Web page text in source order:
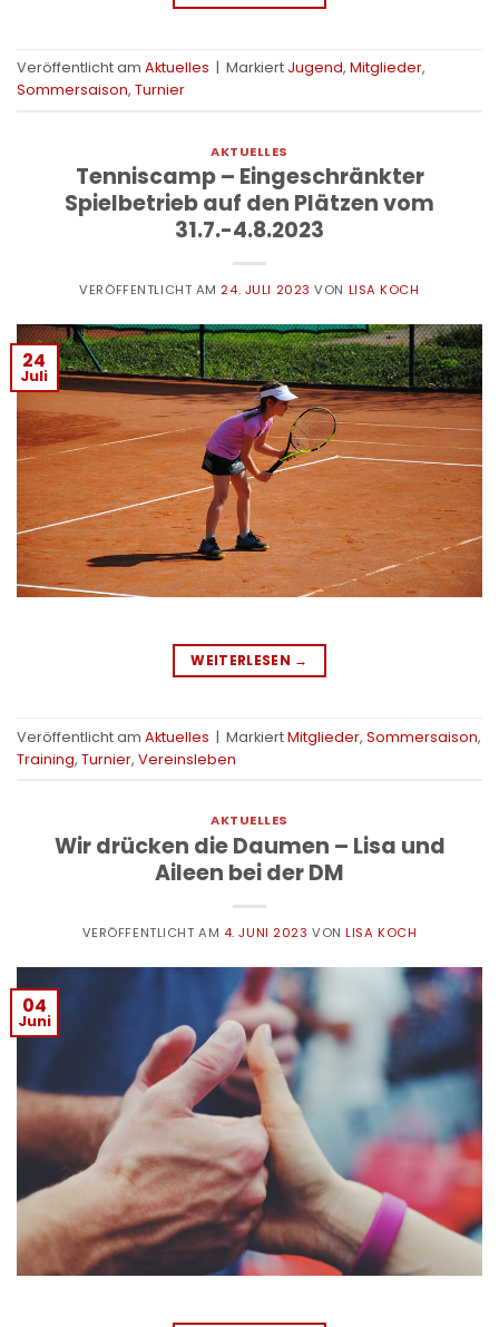
Veröffentlicht am Aktuelles | Markiert Jugend, Mitglieder,
Sommersaison, Turnier
AKTUELLES
Tenniscamp – Eingeschränkter
Spielbetrieb auf den Plätzen vom
31.7.-4.8.2023
VERÖFFENTLICHT AM 24. JULI 2023 VON LISA KOCH
24
Juli
WEITERLESEN →
Veröffentlicht am Aktuelles | MarkiertMitglieder, Sommersaison,
Training, Turnier, Vereinsleben
AKTUELLES
Wir drücken die Daumen – Lisa und
Aileen bei der DM
VERÖFFENTLICHT AM 4. JUNI 2023 VONLISA KOCH
04
Juni